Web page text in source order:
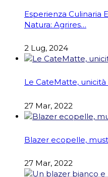
Esperienza Culinaria
Natura: Agrires…
2 Lug, 2024
Le CateMatte,
27 Mar, 2022
Blazer ecopelle,
27 Mar, 2022